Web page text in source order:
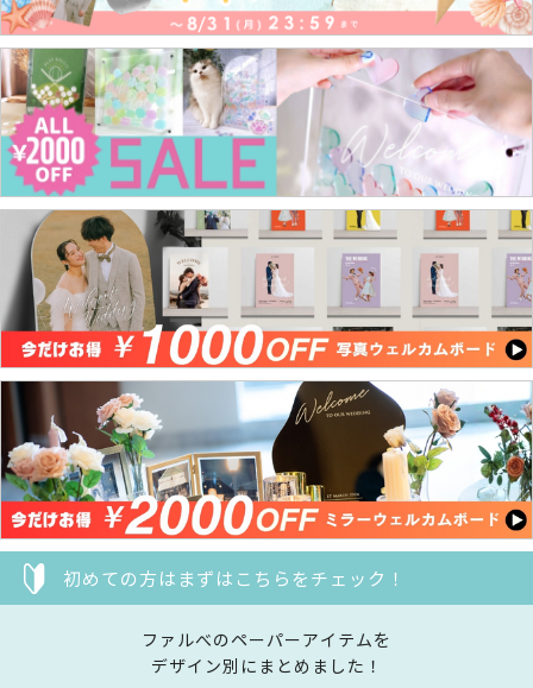
初めての方はまずはこちらをチェック！
ファルべのペーパーアイテムを
デザイン別にまとめました！